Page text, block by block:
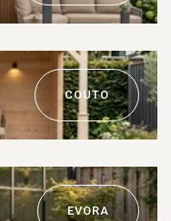
COUTO
EVORA